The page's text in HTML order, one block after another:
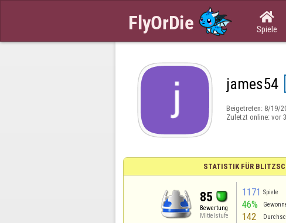

Spiele
james54
Beigetreten: 8/19/
Zuletzt online: vor
STATISTIK FÜR
85
Bewertung
Mittelstufe
1171 Spiele
46%
142